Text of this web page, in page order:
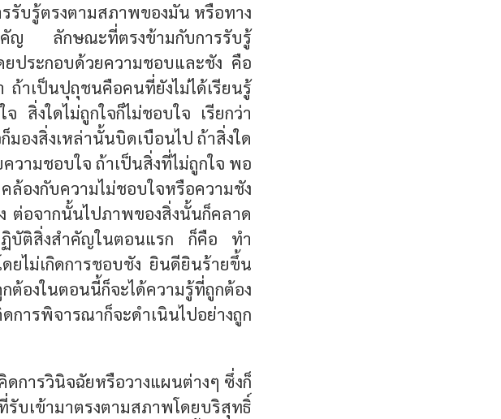
บรู้ตรงตามสภาพของมัน หรือทาง
คัญ ลักษณะที่ตรงข้ามกับการรับรู้
ประกอบด้วยความชอบและชัง คือ
าเป็นปุถุชนคือคนที่ยังไม่ได้เรียนรู้
สิ่งใดไม่ถูกใจก็ไม่ชอบใจ เรียกว่า
องสิ่งเหล่านั้นบิดเบือนไป ถ้าสิ่งใด
วามชอบใจ ถ้าเป็นสิ่งที่ไม่ถูกใจ พอ
องกับความไม่ชอบใจหรือความชัง
ต่อจากนั้นไปภาพของสิ่งนั้นก็คลาด
ฏิบัติสิ่งสำคัญในตอนแรก ก็คือ ทำ
ยไม่เกิดการชอบชัง ยินดียินร้ายขึ้น
งในตอนนี้ก็จะได้ความรู้ที่ถูกต้อง
การพิจารณาก็จะดำเนินไปอย่างถูก
การวินิจฉัยหรือวางแผนต่างๆ ซึ่งก็
บเข้ามาตรงตามสภาพโดยบริสุทธิ์